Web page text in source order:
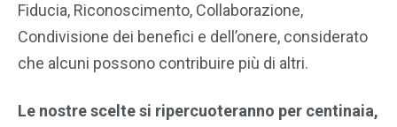
Fiducia, Riconoscimento, Collaborazione,
Condivisione dei benefici e dell’onere, considerato
che alcuni possono contribuire più di altri.
Le nostre scelte si ripercuoteranno per centinaia,